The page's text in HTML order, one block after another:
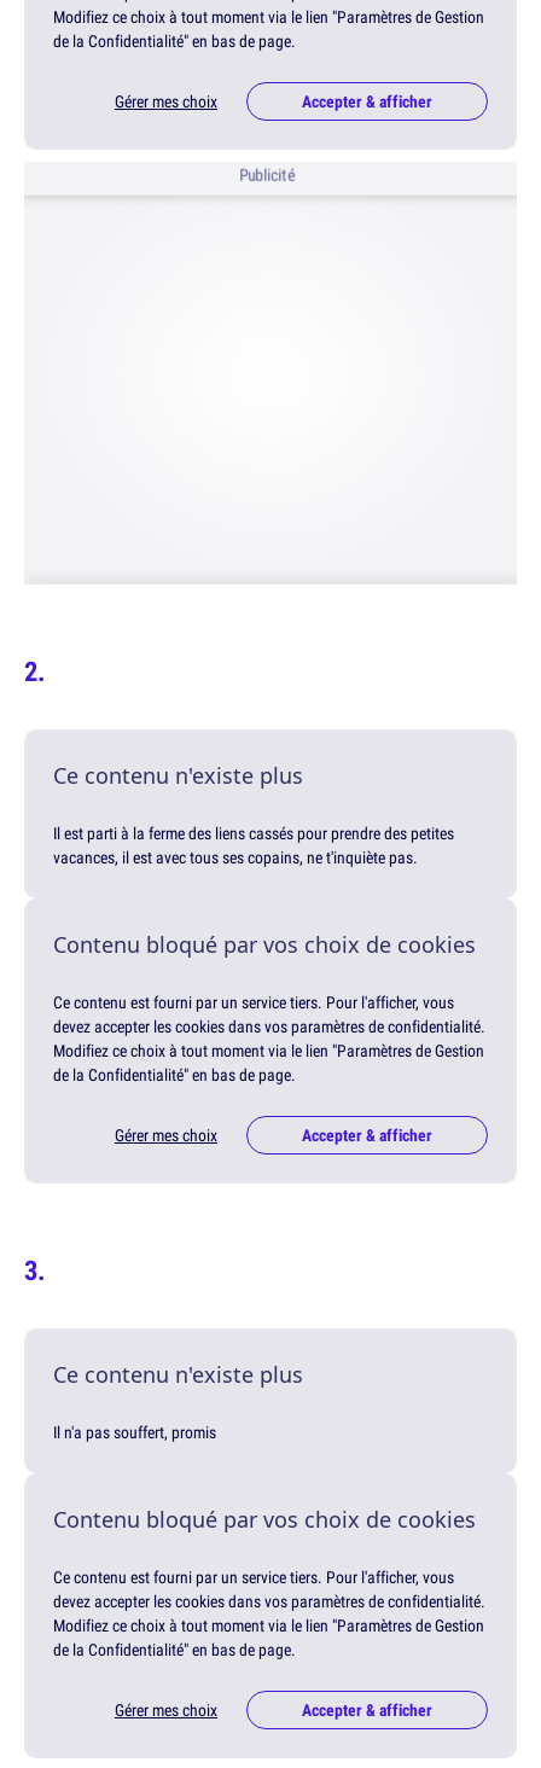
Modifiez ce choix à tout moment via le lien "Paramètres de Gestion
de la Confidentialité" en bas de page.
Gérer mes choix Accepter & afficher
Publicité
Ce contenu n'existe plus
Il est parti à la ferme des liens cassés pour prendre des petites
vacances, il est avec tous ses copains, ne t'inquiète pas.
Contenu bloqué par vos choix de cookies
Ce contenu est fourni par un service tiers. Pour l'afficher, vous
devez accepter les cookies dans vos paramètres de confidentialité.
Modifiez ce choix à tout moment via le lien "Paramètres de Gestion
de la Confidentialité" en bas de page.
Gérer mes choix Accepter & afficher
Ce contenu n'existe plus
Il n'a pas souffert, promis
Contenu bloqué par vos choix de cookies
Ce contenu est fourni par un service tiers. Pour l'afficher, vous
devez accepter les cookies dans vos paramètres de confidentialité.
Modifiez ce choix à tout moment via le lien "Paramètres de Gestion
de la Confidentialité" en bas de page.
Gérer mes choix Accepter & afficher